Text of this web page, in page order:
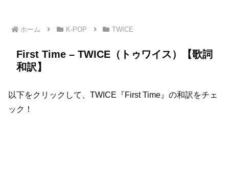
ホーム K-POP TWICE
First Time – TWICE（トゥワイス）【歌詞
和訳】
以下をクリックして、TWICE『First Time』の和訳をチェ
ック！